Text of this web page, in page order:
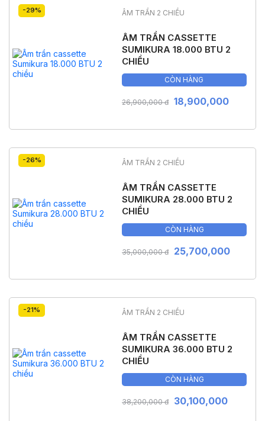
-29% ÂM TRẦN 2 CHIỀU
ÂM TRẦN CASSETTE
SUMIKURA 18.000 BTU 2
CHIỀU
CÒN HÀNG
26,900,000 đ 18,900,000
-26% ÂM TRẦN 2 CHIỀU
ÂM TRẦN CASSETTE
SUMIKURA 28.000 BTU 2
CHIỀU
CÒN HÀNG
35,000,000 đ 25,700,000
-21% ÂM TRẦN 2 CHIỀU
ÂM TRẦN CASSETTE
SUMIKURA 36.000 BTU 2
CHIỀU
CÒN HÀNG
38,200,000 đ 30,100,000